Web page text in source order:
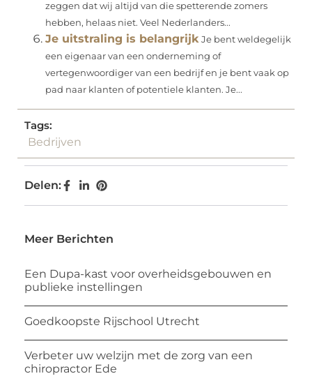
zeggen dat wij altijd van die spetterende zomers
hebben, helaas niet. Veel Nederlanders...
Je uitstraling is belangrijk Je bent weldegelijk
een eigenaar van een onderneming of
vertegenwoordiger van een bedrijf en je bent vaak op
pad naar klanten of potentiele klanten. Je...
Tags:
Bedrijven
Delen:
Meer Berichten
Een Dupa-kast voor overheidsgebouwen en
publieke instellingen
Goedkoopste Rijschool Utrecht
Verbeter uw welzijn met de zorg van een
chiropractor Ede